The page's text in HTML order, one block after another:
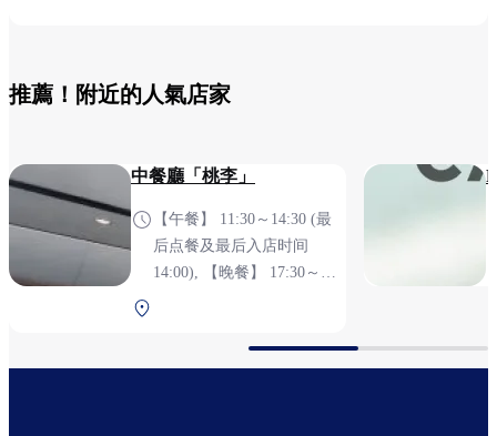
推薦！附近的人氣店家
中餐廳「桃李」
【午餐】 11:30～14:30 (最
后点餐及最后入店时间
14:00), 【晚餐】 17:30～
週星期三(不包含假日)